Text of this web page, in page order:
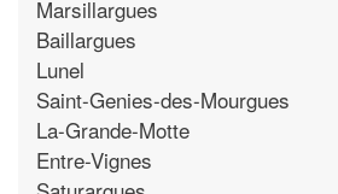
Marsillargues
Baillargues
Lunel
Saint-Genies-des-Mourgues
La-Grande-Motte
Entre-Vignes